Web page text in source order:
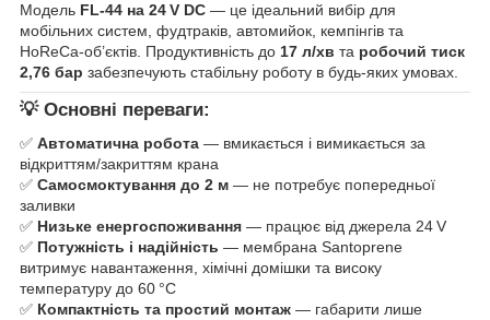
Модель FL‑44 на 24 V DC — це ідеальний вибір для
мобільних систем, фудтраків, автомийок, кемпінгів та
HoReCa‑об’єктів. Продуктивність до 17 л/хв та робочий тиск
2,76 бар забезпечують стабільну роботу в будь-яких умовах.
💡 Основні переваги:
✅ Автоматична робота — вмикається і вимикається за
відкриттям/закриттям крана
✅ Самосмоктування до 2 м — не потребує попередньої
заливки
✅ Низьке енергоспоживання — працює від джерела 24 V
✅ Потужність і надійність — мембрана Santoprene
витримує навантаження, хімічні домішки та високу
температуру до 60 °C
✅ Компактність та простий монтаж — габарити лише